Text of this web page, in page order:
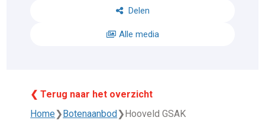
Delen
Alle media
❮ Terug naar het overzicht
Home❯Botenaanbod❯Hooveld GSAK